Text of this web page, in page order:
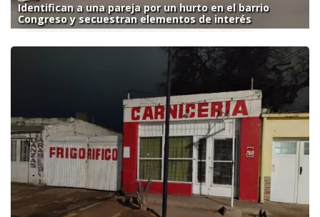
Identifican a una pareja por un hurto en el barrio
Congreso y secuestran elementos de interés